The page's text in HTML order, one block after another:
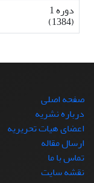
دوره 1
(1384)
صفحه اصلی
درباره نشریه
اعضای هیات تحریریه
ارسال مقاله
تماس با ما
نقشه سایت